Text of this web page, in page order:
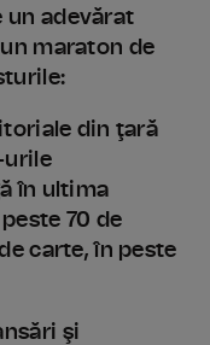
un adevărat
maraton de
din ţară
urile
în ultima
70 de
carte, în peste
şi